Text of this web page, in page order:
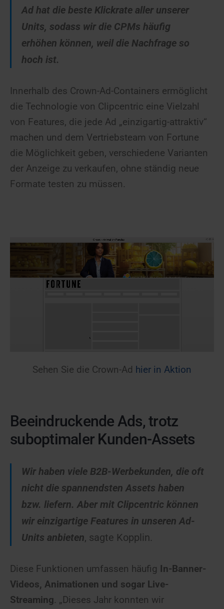
Ad hat die beste Klickrate aller unserer
Units, sodass wir die CPMs häufig
erhöhen können, weil die Nachfrage so
hoch ist.
Innerhalb des Crown-Ad-Containers ermöglicht
die Technologie von Clipcentric eine Vielzahl
von Features, die jede Ad „einzigartig-attraktiv“
machen und dem Vertriebsteam von Fortune
die Möglichkeit geben, verschiedene Varianten
der Anzeige zu verkaufen, ohne ständig neue
Formate testen zu müssen.
Sehen Sie die Crown-Ad hier in Aktion
Beeindruckende Ads, trotz
suboptimaler Kunden-Assets
Wir haben viele B2B-Werbekunden, die oft
nicht die spannendsten Assets haben
bzw. liefern. Aber mit Clipcentric können
wir einzigartige Features in unseren Ad-
Units anbieten, sagte Kopplin.
Diese Funktionen umfassen häufig In-Banner-
Videos, Animationen und sogar Live-
Streaming. „Dieses Jahr konnten wir